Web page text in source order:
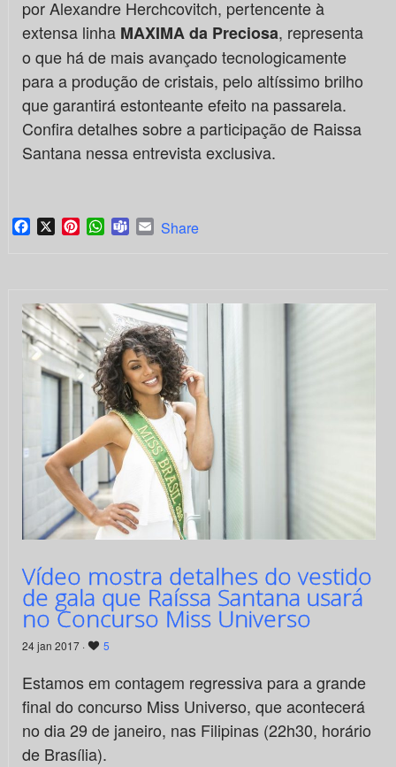
por Alexandre Herchcovitch, pertencente à
extensa linha MAXIMA da Preciosa, representa
o que há de mais avançado tecnologicamente
para a produção de cristais, pelo altíssimo brilho
que garantirá estonteante efeito na passarela.
Confira detalhes sobre a participação de Raissa
Santana nessa entrevista exclusiva.
Facebook
X PinterestWhatsApp
TeamsEmail
Share
Vídeo mostra detalhes do vestido
de gala que Raíssa Santana usará
no Concurso Miss Universo
24 jan 2017 · 5
Estamos em contagem regressiva para a grande
final do concurso Miss Universo, que acontecerá
no dia 29 de janeiro, nas Filipinas (22h30, horário
de Brasília).